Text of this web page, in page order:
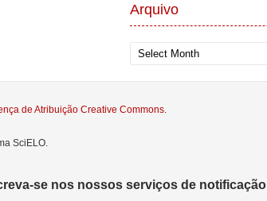
Arquivo
Arquivo
de Atribuição Creative Commons.
SciELO.
se nos nossos serviços de notificação